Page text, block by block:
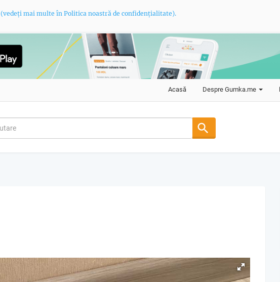
(vedeți mai multe în Politica noastră de confidențialitate).
Acasă Despre Gumka.me